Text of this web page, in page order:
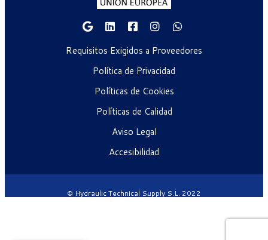
Requisitos Exigidos a Proveedores
Política de Privacidad
Políticas de Cookies
Políticas de Calidad
Aviso Legal
Accesibilidad
© Hydraulic Technical Supply S.L. 2022